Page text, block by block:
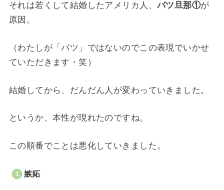
それは若くして結婚したアメリカ人、バツ旦那①が
原因。
（わたしが「バツ」ではないのでこの表現でいかせ
ていただきます・笑）
結婚してから、だんだん人が変わっていきました。
というか、本性が現れたのですね。
この順番でことは悪化していきました。
嫉妬